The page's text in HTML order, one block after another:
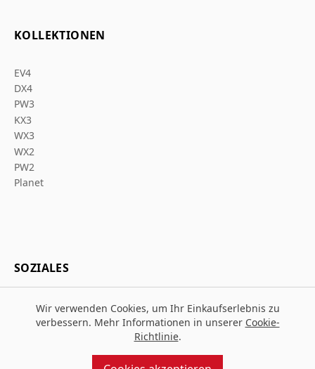
KOLLEKTIONEN
EV4
DX4
PW3
KX3
WX3
WX2
PW2
Planet
SOZIALES
Wir verwenden Cookies, um Ihr Einkaufserlebnis zu
verbessern. Mehr Informationen in unserer Cookie-
Richtlinie.